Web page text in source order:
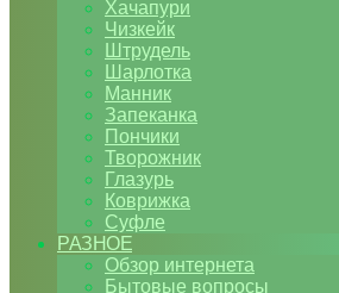
Хачапури
Чизкейк
Штрудель
Шарлотка
Манник
Запеканка
Пончики
Творожник
Глазурь
Коврижка
Суфле
РАЗНОЕ
Обзор интернета
Бытовые вопросы